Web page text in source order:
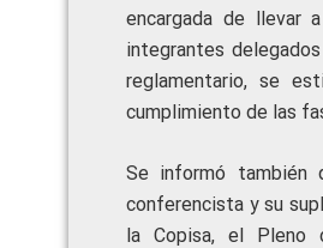
encargada de llevar
integrantes
reglamentario, se
cumplimiento de las
Se informó también
conferencista y su
la Copisa, el Pleno